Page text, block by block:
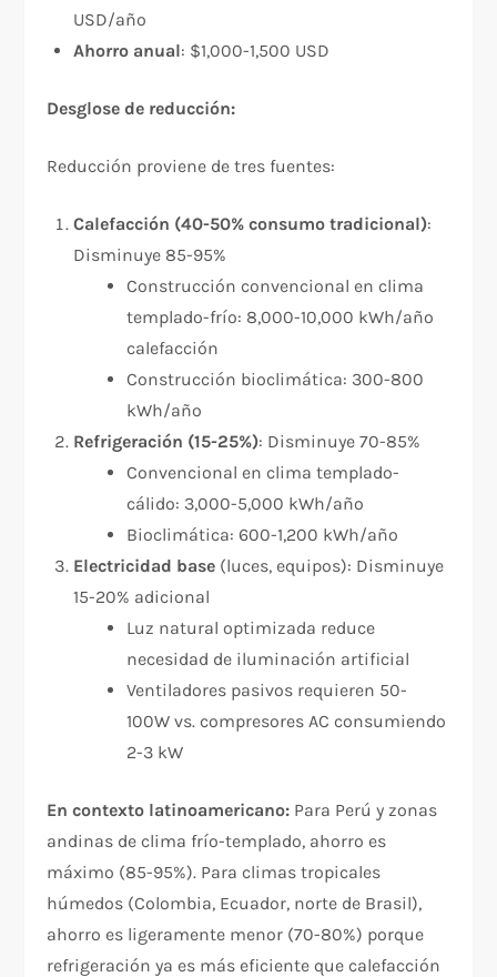
USD/año
Ahorro anual: $1,000-1,500 USD
Desglose de reducción:
Reducción proviene de tres fuentes:
Calefacción (40-50% consumo tradicional):
Disminuye 85-95%
Construcción convencional en clima
templado-frío: 8,000-10,000 kWh/año
calefacción
Construcción bioclimática: 300-800
kWh/año
Refrigeración (15-25%): Disminuye 70-85%
Convencional en clima templado-
cálido: 3,000-5,000 kWh/año
Bioclimática: 600-1,200 kWh/año
Electricidad base (luces, equipos): Disminuye
15-20% adicional
Luz natural optimizada reduce
necesidad de iluminación artificial
Ventiladores pasivos requieren 50-
100W vs. compresores AC consumiendo
2-3 kW
En contexto latinoamericano: Para Perú y zonas
andinas de clima frío-templado, ahorro es
máximo (85-95%). Para climas tropicales
húmedos (Colombia, Ecuador, norte de Brasil),
ahorro es ligeramente menor (70-80%) porque
refrigeración ya es más eficiente que calefacción